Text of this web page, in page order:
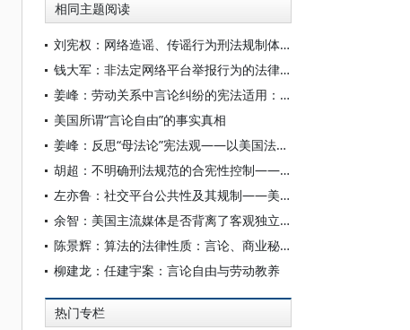
相同主题阅读
刘宪权：网络造谣、传谣行为刑法规制体系的构建与完善
钱大军：非法定网络平台举报行为的法律边界
姜峰：劳动关系中言论纠纷的宪法适用：一个反思的视角
美国所谓“言论自由”的事实真相
姜峰：反思“母法论”宪法观——以美国法中雇员言论的公私之别为例
胡超：不明确刑法规范的合宪性控制——以寻衅滋事罪为例
左亦鲁：社交平台公共性及其规制——美国经验及其启示
余智：美国主流媒体是否背离了客观独立与言论自由原则？
陈景辉：算法的法律性质：言论、商业秘密还是正当程序？
柳建龙：任建宇案：言论自由与劳动教养
热门专栏